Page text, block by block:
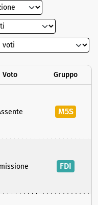
Voto Gruppo
M5S
FDI